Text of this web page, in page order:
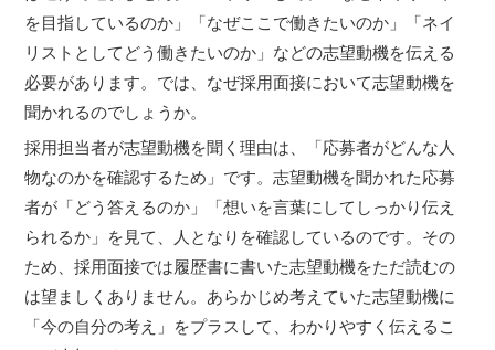
を目指しているのか」「なぜここで働きたいのか」「ネイ
リストとしてどう働きたいのか」などの志望動機を伝える
必要があります。では、なぜ採用面接において志望動機を
聞かれるのでしょうか。
採用担当者が志望動機を聞く理由は、「応募者がどんな人
物なのかを確認するため」です。志望動機を聞かれた応募
者が「どう答えるのか」「想いを言葉にしてしっかり伝え
られるか」を見て、人となりを確認しているのです。その
ため、採用面接では履歴書に書いた志望動機をただ読むの
は望ましくありません。あらかじめ考えていた志望動機に
「今の自分の考え」をプラスして、わかりやすく伝えるこ